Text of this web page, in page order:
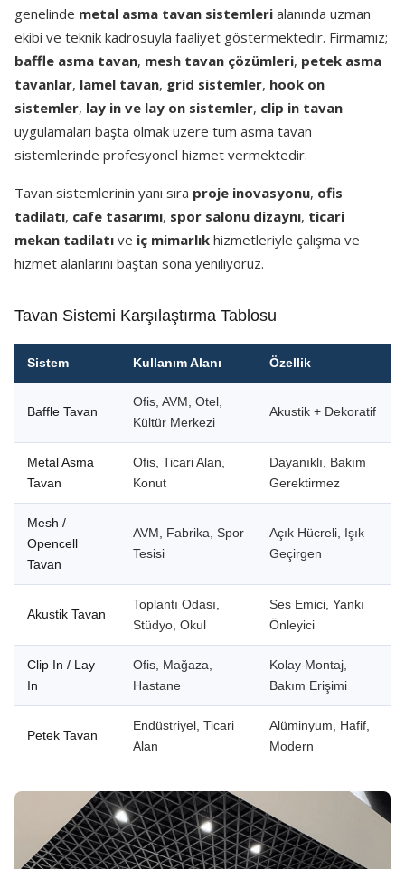
genelinde metal asma tavan sistemleri alanında uzman
ekibi ve teknik kadrosuyla faaliyet göstermektedir. Firmamız;
baffle asma tavan, mesh tavan çözümleri, petek asma
tavanlar, lamel tavan, grid sistemler, hook on
sistemler, lay in ve lay on sistemler, clip in tavan
uygulamaları başta olmak üzere tüm asma tavan
sistemlerinde profesyonel hizmet vermektedir.
Tavan sistemlerinin yanı sıra proje inovasyonu, ofis
tadilatı, cafe tasarımı, spor salonu dizaynı, ticari
mekan tadilatı ve iç mimarlık hizmetleriyle çalışma ve
hizmet alanlarını baştan sona yeniliyoruz.
Tavan Sistemi Karşılaştırma Tablosu
Sistem Kullanım Alanı Özellik
Baffle Tavan
Ofis, AVM, Otel,
Kültür Merkezi
Akustik + Dekoratif
Metal Asma
Tavan
Ofis, Ticari Alan,
Konut
Dayanıklı, Bakım
Gerektirmez
Mesh /
Opencell
Tavan
AVM, Fabrika, Spor
Tesisi
Açık Hücreli, Işık
Geçirgen
Akustik Tavan
Toplantı Odası,
Stüdyo, Okul
Ses Emici, Yankı
Önleyici
Clip In / Lay
In
Ofis, Mağaza,
Hastane
Kolay Montaj,
Bakım Erişimi
Petek Tavan
Endüstriyel, Ticari
Alan
Alüminyum, Hafif,
Modern